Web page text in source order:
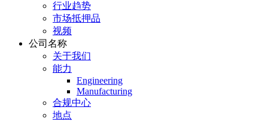
行业趋势
市场抵押品
视频
公司名称
关于我们
能力
Engineering
Manufacturing
合规中心
地点